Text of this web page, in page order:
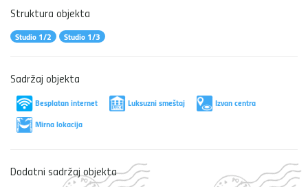
Struktura objekta
Studio 1/2 Studio 1/3
Sadržaj objekta
Besplatan internet Luksuzni smeštaj
Izvan centra
Mirna lokacija
Dodatni sadržaj objekta